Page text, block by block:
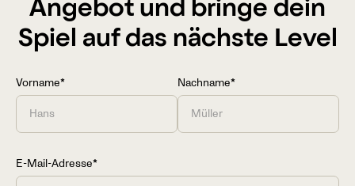
Angebot und bringe dein
Spiel auf das nächste Level
Vorname* Nachname*
E-Mail-Adresse*